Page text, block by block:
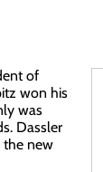
of
won his
was
Dassler
the new